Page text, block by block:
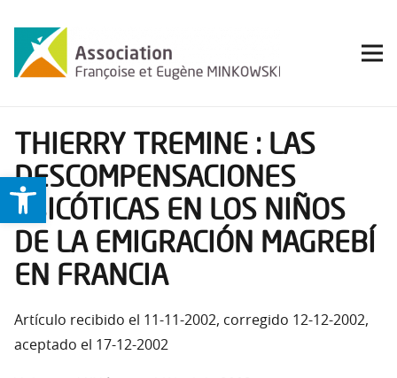
Ouvrir la barre d’outils
THIERRY TREMINE : LAS
DESCOMPENSACIONES
PSICÓTICAS EN LOS NIÑOS
DE LA EMIGRACIÓN MAGREBÍ
EN FRANCIA
Artículo recibido el 11-11-2002, corregido 12-12-2002,
aceptado el 17-12-2002